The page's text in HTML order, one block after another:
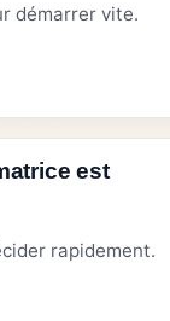
démarrer vite.
est
rapidement.